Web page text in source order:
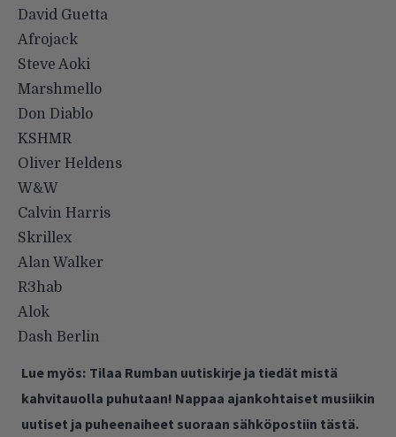
David Guetta
Afrojack
Steve Aoki
Marshmello
Don Diablo
KSHMR
Oliver Heldens
W&W
Calvin Harris
Skrillex
Alan Walker
R3hab
Alok
Dash Berlin
Lue myös: Tilaa Rumban uutiskirje ja tiedät mistä
kahvitauolla puhutaan! Nappaa ajankohtaiset musiikin
uutiset ja puheenaiheet suoraan sähköpostiin tästä.